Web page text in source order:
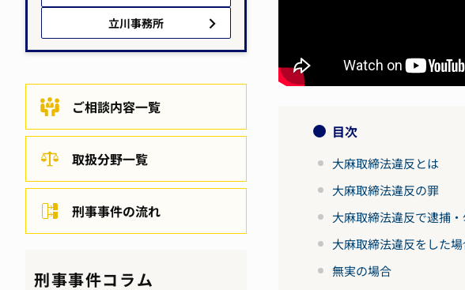
目次
大麻取締法違反とは
大麻取締法違反の罪
大麻取締法違反で逮捕
大麻取締法違反をした
無実の場合
立川事務所
ご相談内容一覧
取扱分野一覧
刑事事件の流れ
刑事事件コラム